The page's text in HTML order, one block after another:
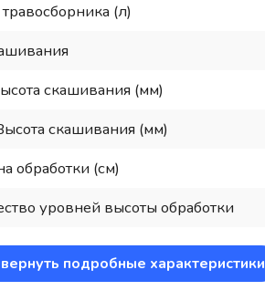
(л)
скашивания (мм)
скашивания (мм)
обработки (см)
уровней высоты обработки
подробные характеристики